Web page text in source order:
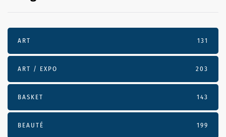
ART 131
ART / EXPO 203
BASKET 143
BEAUTÉ 199